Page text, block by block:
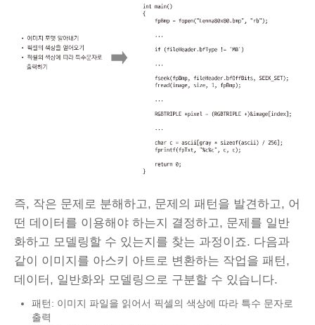
즉, 작은 문제로 분해하고, 문제의 패턴을 발견하고, 어
떤 데이터를 이용해야 하는지 결정하고, 문제를 일반
화하고 모델링할 수 있는지를 찾는 과정이죠. 다음과
같이 이미지를 아스키 아트로 변환하는 작업을 패턴,
데이터, 일반화와 모델링으로 구분할 수 있습니다.
패턴: 이미지 파일을 읽어서 픽셀의 색상에 따라 특수 문자로
출력